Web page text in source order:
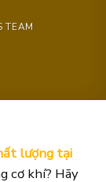
TEAM
lượng tại
cơ khí? Hãy